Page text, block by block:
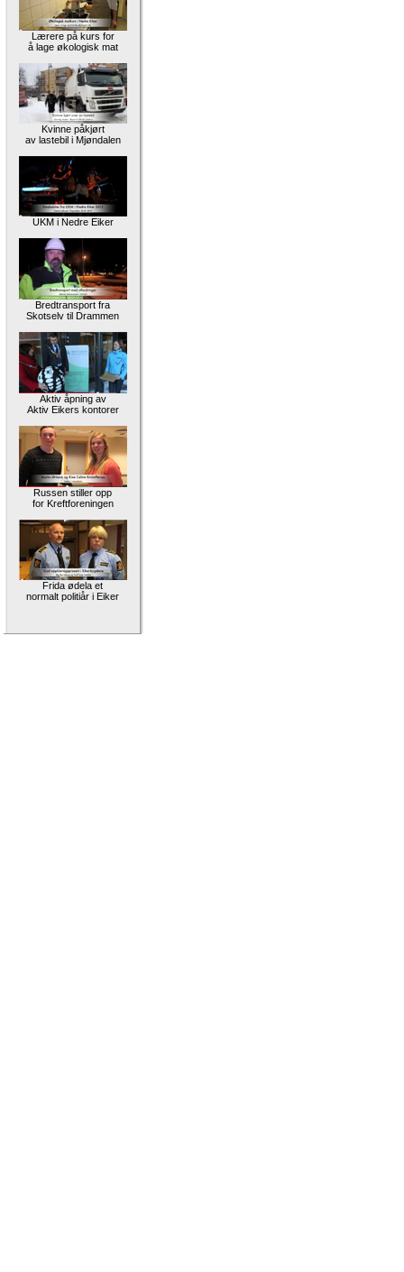
Lærere på kurs for
å lage økologisk mat
Kvinne påkjørt
av lastebil i Mjøndalen
UKM i Nedre Eiker
Bredtransport fra
Skotselv til Drammen
Aktiv åpning av
Aktiv Eikers kontorer
Russen stiller opp
for Kreftforeningen
Frida ødela et
normalt politiår i Eiker